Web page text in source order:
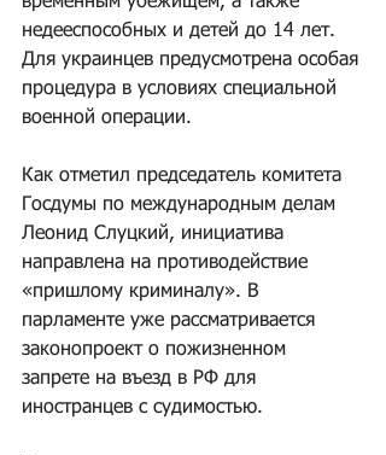
недееспособных и детей до 14 лет.
Для украинцев предусмотрена особая
процедура в условиях специальной
военной операции.
Как отметил председатель комитета
Госдумы по международным делам
Леонид Слуцкий, инициатива
направлена на противодействие
«пришлому криминалу». В
парламенте уже рассматривается
законопроект о пожизненном
запрете на въезд в РФ для
иностранцев с судимостью.